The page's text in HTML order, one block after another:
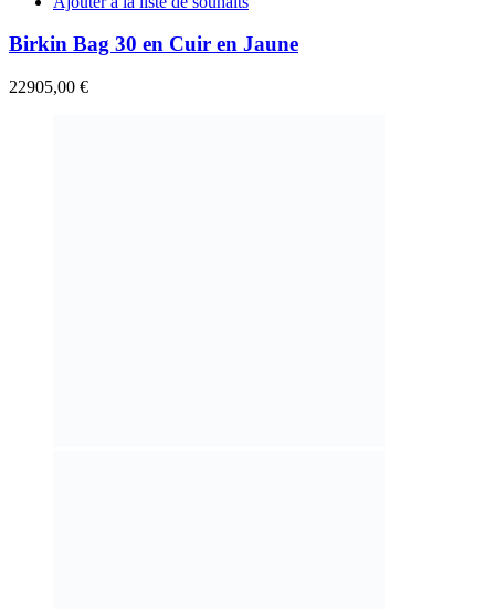
Birkin Bag 30 en Cuir en Jaune
22905,00 €